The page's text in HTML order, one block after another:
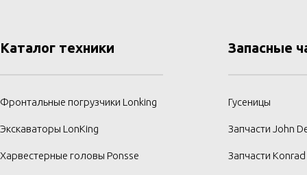
Каталог техники
Фронтальные погрузчики Lonking
Экскаваторы LonKing
Харвестерные головы Ponsse
Запасные
Гусеницы
Запчасти John
Запчасти